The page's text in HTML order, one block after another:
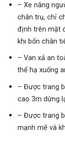
– Xe nâng
chân trụ, chỉ
định trên mặt
khi bốn chân
– Van xả an
thể hạ xuống
– Được trang
cao 3m dừng
– Được trang
mạnh mẽ và